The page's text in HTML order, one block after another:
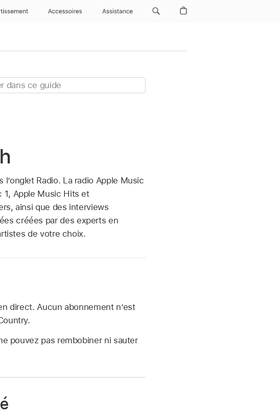
Accessoires Assistance
Radio. La radio Apple Music
1, Apple Music Hits et
ainsi que des interviews
créées par des experts en
de votre choix.
direct. Aucun abonnement n’est
pouvez pas rembobiner ni sauter